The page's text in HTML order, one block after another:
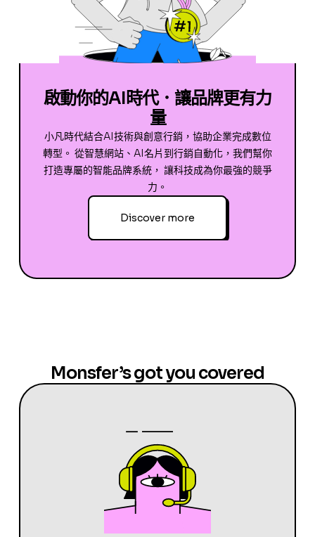
啟動你的AI時代．讓品牌更有力
量
小凡時代結合AI技術與創意行銷，協助企業完成數位
轉型。 從智慧網站、AI名片到行銷自動化，我們幫你
打造專屬的智能品牌系統， 讓科技成為你最強的競爭
力。
Discover more
Monsfer’s got you covered